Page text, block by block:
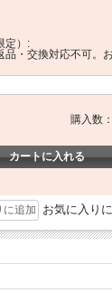
定）:
品・交換対応不可。
購入数：
お気に入り